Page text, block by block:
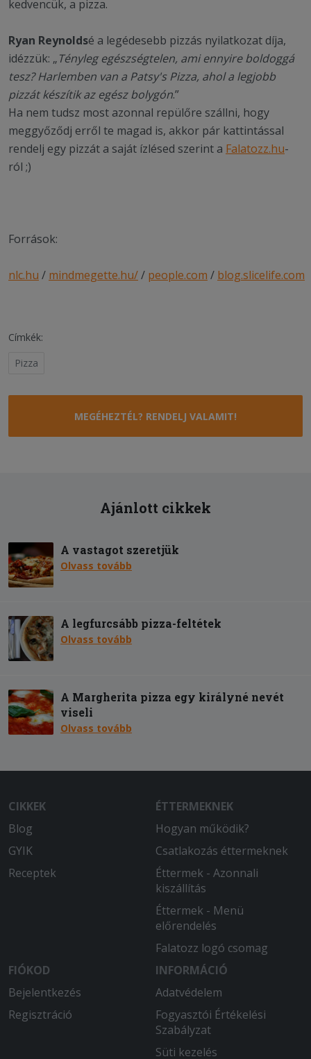
kedvencük, a pizza.
Ryan Reynoldsé a legédesebb pizzás nyilatkozat díja,
idézzük: „Tényleg egészségtelen, ami ennyire boldoggá
tesz? Harlemben van a Patsy's Pizza, ahol a legjobb
pizzát készítik az egész bolygón.”
Ha nem tudsz most azonnal repülőre szállni, hogy
meggyőződj erről te magad is, akkor pár kattintással
rendelj egy pizzát a saját ízlésed szerint a Falatozz.hu-
ról ;)
Források:
nlc.hu / mindmegette.hu// people.com / blog.slicelife.com
Címkék:
Pizza
MEGÉHEZTÉL? RENDELJ VALAMIT!
Ajánlott cikkek
A vastagot szeretjük
Olvass tovább
A legfurcsább pizza-feltétek
Olvass tovább
A Margherita pizza egy királyné nevét
viseli
Olvass tovább
CIKKEK
Blog
GYIK
Receptek
ÉTTERMEKNEK
Hogyan működik?
Csatlakozás éttermeknek
Éttermek - Azonnali
kiszállítás
Éttermek - Menü
előrendelés
Falatozz logó csomag
FIÓKOD
Bejelentkezés
Regisztráció
INFORMÁCIÓ
Adatvédelem
Fogyasztói Értékelési
Szabályzat
Süti kezelés